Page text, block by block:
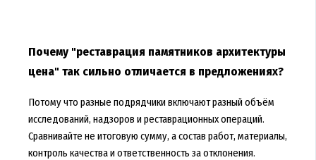
Почему "реставрация памятников архитектуры
цена" так сильно отличается в предложениях?
Потому что разные подрядчики включают разный объём
исследований, надзоров и реставрационных операций.
Сравнивайте не итоговую сумму, а состав работ, материалы,
контроль качества и ответственность за отклонения.